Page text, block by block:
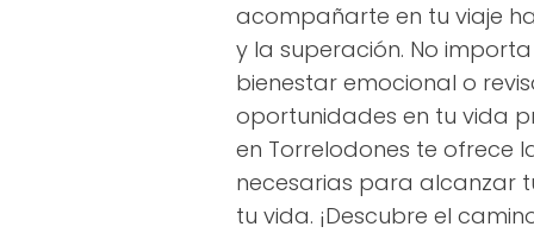
acompañarte en tu viaje
y la superación. No
bienestar emocional o
oportunidades en tu vida
en Torrelodones te ofrece
necesarias para alcanzar
tu vida. ¡Descubre el